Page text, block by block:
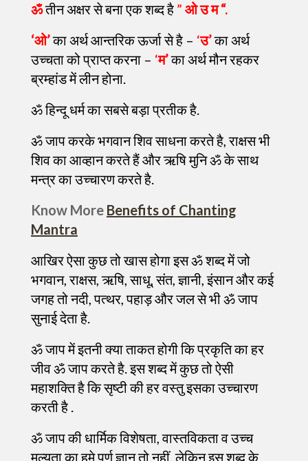
ॐतीन अक्षर से बना एक शब्द है ” ओ उ म “.
‘ओ’का अर्थ आन्तरिक ऊर्जा से है – ‘उ’का अर्थ
उच्चता को प्राप्त करना – ‘म’का अर्थ मौन रहकर
ब्रम्हांड में लीन होना.
ॐ हिन्दू धर्म का सबसे बड़ा प्रतीक है.
ॐ जाप करके भगवान शिव साधना करते है, राक्षस भी
शिव का आव्हान करते हैं और ऋषि मुनि ॐ के साथ
मन्त्र का उच्चारण करते है.
Know More Benefits of Chanting
Mantra
आखिर ऐसा कुछ तो खास होगा इस ॐ शब्द में जो
भगवान, राक्षस, ऋषि, साधू, संत, ज्ञानी, इंसान और कई
जगह तो नदी, पत्थर, पहाड़ और जल से भी ॐ जाप
सुनाई देता है.
ॐ जाप में इतनी क्या ताकत होगी कि प्रकृति का हर
जीव ॐ जाप करते है. इस शब्द में कुछ तो ऐसी
महाशक्ति है कि सृष्टी की हर वस्तु इसका उच्चारण
करती है .
ॐ जाप की धार्मिक विशेषता, वास्तविकता व उच्च
मुल्यता का हमे पूर्ण ज्ञान तो नहीं, लेकिन इस शब्द के